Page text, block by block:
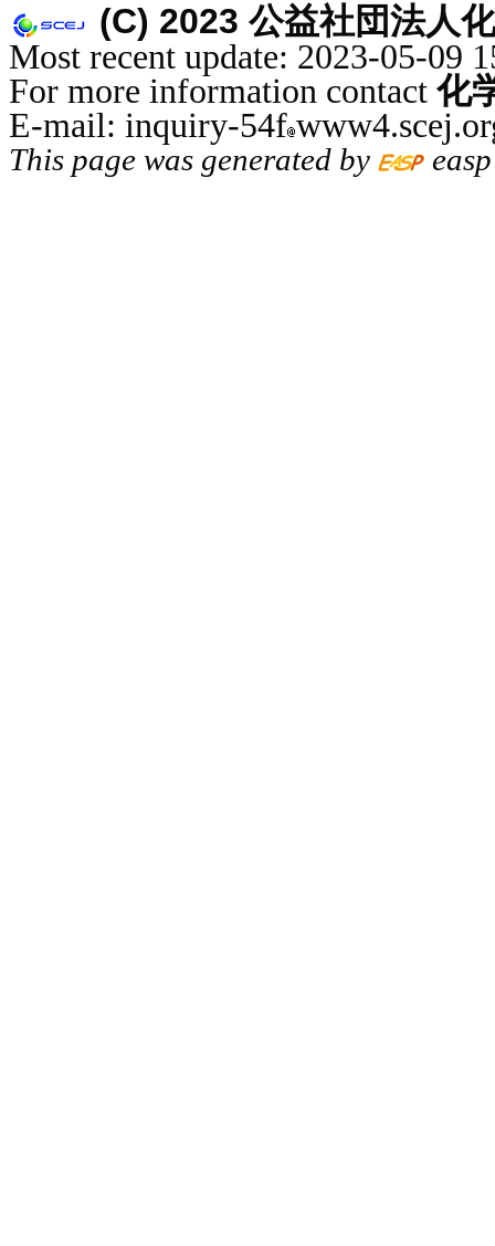
(C) 2023 公益社団法人
Most recent update: 2023-05-09
For more information contact 化
E-mail: inquiry-54f
This page was generated by